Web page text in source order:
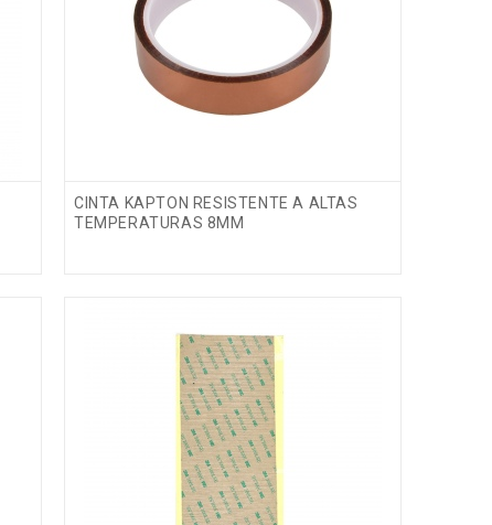
CINTA KAPTON RESISTENTE A ALTAS
TEMPERATURAS 8MM